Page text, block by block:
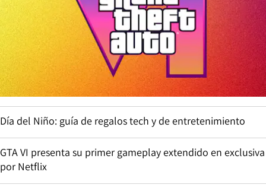
Día del Niño: guía de regalos tech y de entretenimiento
GTA VI presenta su primer gameplay extendido en exclusiva
por Netflix